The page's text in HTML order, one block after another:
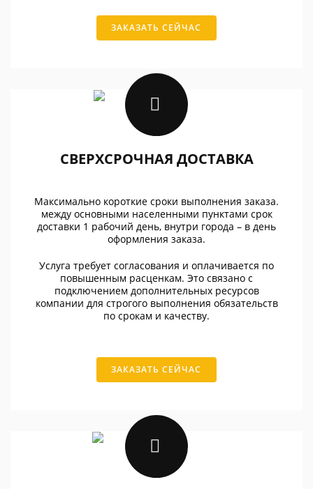
ЗАКАЗАТЬ СЕЙЧАС
СВЕРХСРОЧНАЯ ДОСТАВКА
Максимально короткие сроки выполнения заказа.
между основными населенными пунктами срок
доставки 1 рабочий день, внутри города – в день
оформления заказа.
Услуга требует согласования и оплачивается по
повышенным расценкам. Это связано с
подключением дополнительных ресурсов
компании для строгого выполнения обязательств
по срокам и качеству.
ЗАКАЗАТЬ СЕЙЧАС